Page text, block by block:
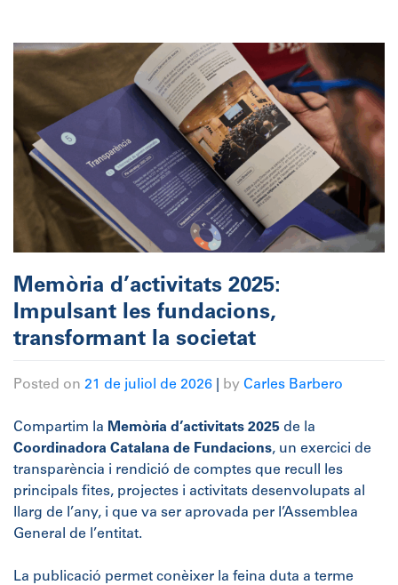
Memòria d’activitats 2025:
Impulsant les fundacions,
transformant la societat
Posted on 21 de juliol de 2026 by Carles Barbero
Compartim la Memòria d’activitats 2025 de la
Coordinadora Catalana de Fundacions, un exercici de
transparència i rendició de comptes que recull les
principals fites, projectes i activitats desenvolupats al
llarg de l’any, i que va ser aprovada per l’Assemblea
General de l’entitat.
La publicació permet conèixer la feina duta a terme